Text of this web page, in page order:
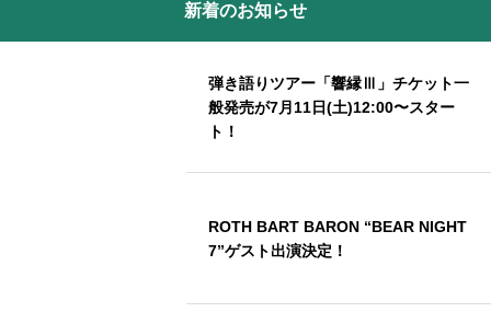
新着のお知らせ
弾き語りツアー「響縁Ⅲ」チケット一
般発売が7月11日(土)12:00〜スター
ト！
ROTH BART BARON “BEAR NIGHT
7”ゲスト出演決定！